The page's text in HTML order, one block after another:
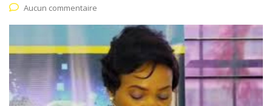
Aucun commentaire